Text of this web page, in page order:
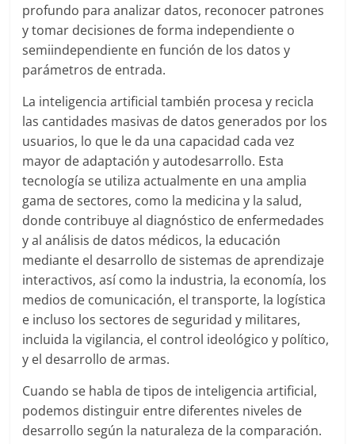
profundo para analizar datos, reconocer patrones
y tomar decisiones de forma independiente o
semiindependiente en función de los datos y
parámetros de entrada.
La inteligencia artificial también procesa y recicla
las cantidades masivas de datos generados por los
usuarios, lo que le da una capacidad cada vez
mayor de adaptación y autodesarrollo. Esta
tecnología se utiliza actualmente en una amplia
gama de sectores, como la medicina y la salud,
donde contribuye al diagnóstico de enfermedades
y al análisis de datos médicos, la educación
mediante el desarrollo de sistemas de aprendizaje
interactivos, así como la industria, la economía, los
medios de comunicación, el transporte, la logística
e incluso los sectores de seguridad y militares,
incluida la vigilancia, el control ideológico y político,
y el desarrollo de armas.
Cuando se habla de tipos de inteligencia artificial,
podemos distinguir entre diferentes niveles de
desarrollo según la naturaleza de la comparación.